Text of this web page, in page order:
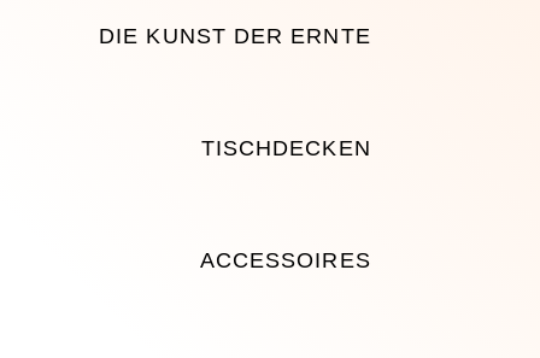
DIE KUNST DER ERNTE
TISCHDECKEN
ACCESSOIRES